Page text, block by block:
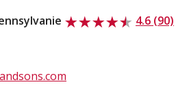
4.6 (90)